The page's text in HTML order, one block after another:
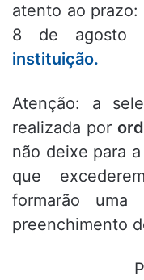
atento ao prazo:
8 de agosto
instituição.
Atenção: a
realizada por
não deixe para
que
formarão
preenchimento